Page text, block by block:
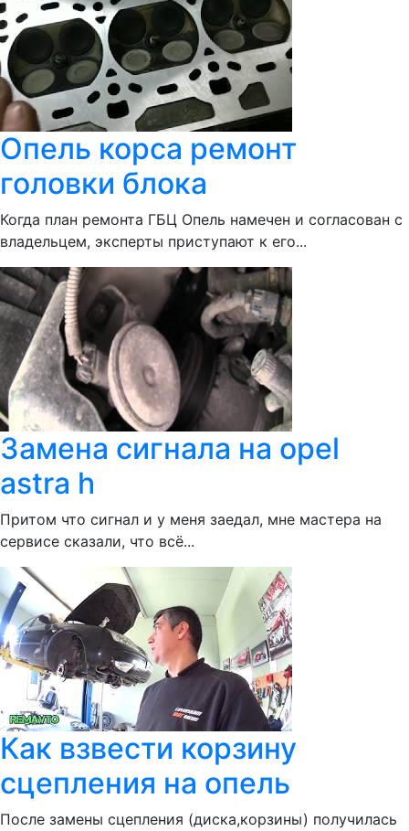
Опель корса ремонт
головки блока
Когда план ремонта ГБЦ Опель намечен и согласован с
владельцем, эксперты приступают к его...
Замена сигнала на opel
astra h
Притом что сигнал и у меня заедал, мне мастера на
сервисе сказали, что всё...
Как взвести корзину
сцепления на опель
После замены сцепления (диска,корзины) получилась